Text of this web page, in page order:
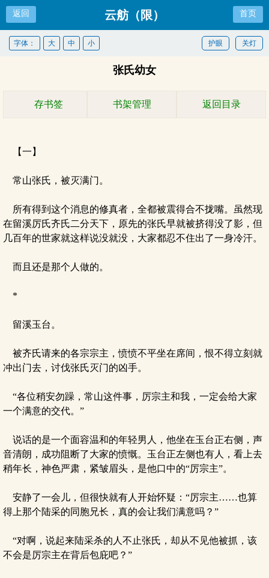
返回 云舫（限） 首页
关灯
护眼
字体： 大 中 小
张氏幼女
存书签 书架管理 返回目录
【一】
常山张氏，被灭满门。
所有得到这个消息的修真者，全都被震得合不拢嘴。虽然现
在留溪厉氏齐氏二分天下，原先的张氏早就被挤得没了影，但
几百年的世家就这样说没就没，大家都忍不住出了一身冷汗。
而且还是那个人做的。
*
留溪玉台。
被齐氏请来的各宗宗主，愤愤不平坐在席间，恨不得立刻就
冲出门去，讨伐张氏灭门的凶手。
“各位稍安勿躁，常山这件事，厉宗主和我，一定会给大家
一个满意的交代。”
说话的是一个面容温和的年轻男人，他坐在玉台正右侧，声
音清朗，成功阻断了大家的愤慨。玉台正左侧也有人，看上去
稍年长，神色严肃，紧皱眉头，是他口中的“厉宗主”。
安静了一会儿，但很快就有人开始怀疑：“厉宗主……也算
得上那个陆采的同胞兄长，真的会让我们满意吗？”
“对啊，说起来陆采杀的人不止张氏，却从不见他被抓，该
不会是厉宗主在背后包庇吧？”